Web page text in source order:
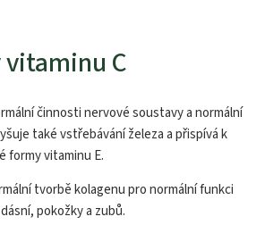
C
činnosti nervové soustavy a normální
také vstřebávání železa a přispívá k
formy vitaminu E.
tvorbě kolagenu pro normální funkci
pokožky a zubů.